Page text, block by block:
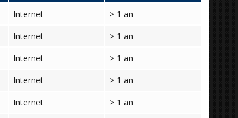
Internet
> 1 an
Internet
> 1 an
Internet
> 1 an
Internet
> 1 an
Internet
> 1 an